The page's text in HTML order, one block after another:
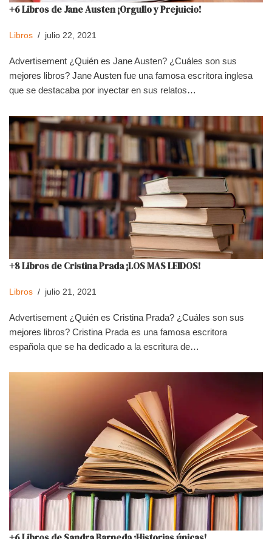
+6 Libros de Jane Austen ¡Orgullo y Prejuicio!
Libros julio 22, 2021
Advertisement ¿Quién es Jane Austen? ¿Cuáles son sus
mejores libros? Jane Austen fue una famosa escritora inglesa
que se destacaba por inyectar en sus relatos…
+8 Libros de Cristina Prada ¡LOS MAS LEIDOS!
Libros julio 21, 2021
Advertisement ¿Quién es Cristina Prada? ¿Cuáles son sus
mejores libros? Cristina Prada es una famosa escritora
española que se ha dedicado a la escritura de…